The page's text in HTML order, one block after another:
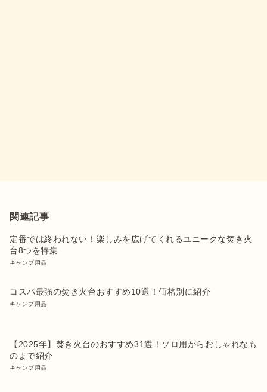
関連記事
定番では終われない！楽しみを広げてくれるユニークな焚き火
台8つを特集
キャンプ用品
コスパ最強の焚き火台おすすめ10選！価格別に紹介
キャンプ用品
【2025年】焚き火台のおすすめ31選！ソロ用からおしゃれなも
のまで紹介
キャンプ用品